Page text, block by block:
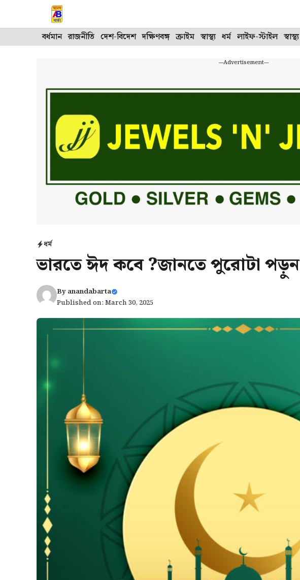
বর্ধমান রাজনীতি দেশ-বিদেশ দক্ষিণবঙ্গ ক্রাইম স্বাস্থ্য ধর্ম লাইফ-স্টাইল স্বাস্থ্য
---Advertisement---
ধর্ম
ভারতে ঈদ কবে ?জানতে পুরোটা পড়ুন
Byanandabarta
Published on: March 30, 2025